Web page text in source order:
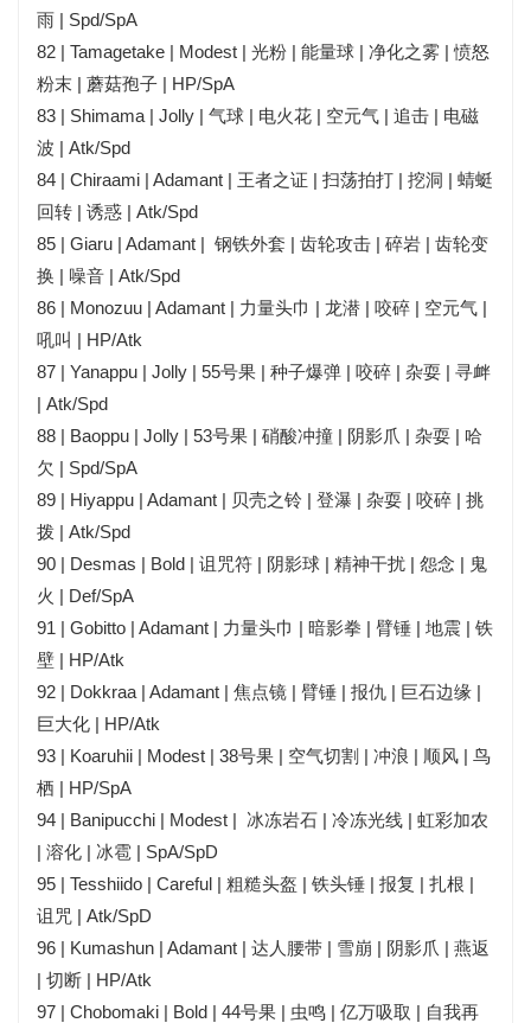
雨 | Spd/SpA
82 | Tamagetake | Modest | 光粉 | 能量球 | 净化之雾 | 愤怒
粉末 | 蘑菇孢子 | HP/SpA
83 | Shimama | Jolly | 气球 | 电火花 | 空元气 | 追击 | 电磁
波 | Atk/Spd
84 | Chiraami | Adamant | 王者之证 | 扫荡拍打 | 挖洞 | 蜻蜓
回转 | 诱惑 | Atk/Spd
85 | Giaru | Adamant | 钢铁外套 | 齿轮攻击 | 碎岩 | 齿轮变
换 | 噪音 | Atk/Spd
86 | Monozuu | Adamant | 力量头巾 | 龙潜 | 咬碎 | 空元气 |
吼叫 | HP/Atk
87 | Yanappu | Jolly | 55号果 | 种子爆弹 | 咬碎 | 杂耍 | 寻衅
| Atk/Spd
88 | Baoppu | Jolly | 53号果 | 硝酸冲撞 | 阴影爪 | 杂耍 | 哈
欠 | Spd/SpA
89 | Hiyappu | Adamant | 贝壳之铃 | 登瀑 | 杂耍 | 咬碎 | 挑
拨 | Atk/Spd
90 | Desmas | Bold | 诅咒符 | 阴影球 | 精神干扰 | 怨念 | 鬼
火 | Def/SpA
91 | Gobitto | Adamant | 力量头巾 | 暗影拳 | 臂锤 | 地震 | 铁
壁 | HP/Atk
92 | Dokkraa | Adamant | 焦点镜 | 臂锤 | 报仇 | 巨石边缘 |
巨大化 | HP/Atk
93 | Koaruhii | Modest | 38号果 | 空气切割 | 冲浪 | 顺风 | 鸟
栖 | HP/SpA
94 | Banipucchi | Modest | 冰冻岩石 | 冷冻光线 | 虹彩加农
| 溶化 | 冰雹 | SpA/SpD
95 | Tesshiido | Careful | 粗糙头盔 | 铁头锤 | 报复 | 扎根 |
诅咒 | Atk/SpD
96 | Kumashun | Adamant | 达人腰带 | 雪崩 | 阴影爪 | 燕返
| 切断 | HP/Atk
97 | Chobomaki | Bold | 44号果 | 虫鸣 | 亿万吸取 | 自我再